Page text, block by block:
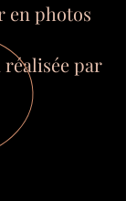
en photos
par